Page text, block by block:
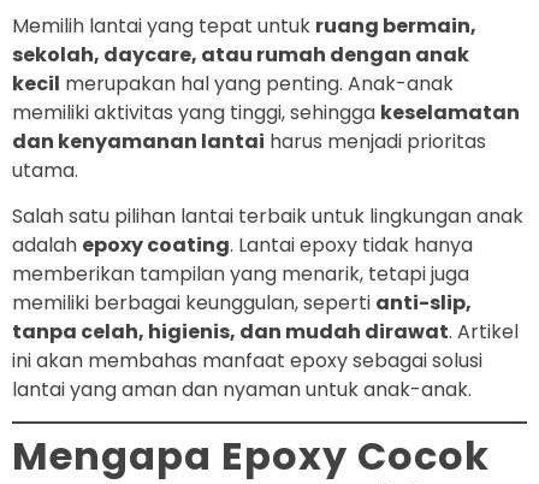
Memilih lantai yang tepat untuk ruang bermain,
sekolah, daycare, atau rumah dengan anak
kecil merupakan hal yang penting. Anak-anak
memiliki aktivitas yang tinggi, sehingga keselamatan
dan kenyamanan lantai harus menjadi prioritas
utama.
Salah satu pilihan lantai terbaik untuk lingkungan anak
adalah epoxy coating. Lantai epoxy tidak hanya
memberikan tampilan yang menarik, tetapi juga
memiliki berbagai keunggulan, seperti anti-slip,
tanpa celah, higienis, dan mudah dirawat. Artikel
ini akan membahas manfaat epoxy sebagai solusi
lantai yang aman dan nyaman untuk anak-anak.
Mengapa Epoxy Cocok